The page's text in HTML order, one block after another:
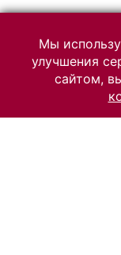
Мы
улучшения
сайтом,